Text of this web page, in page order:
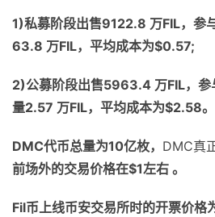
1)私募阶段出售9122.8 万FIL，参
63.8 万FIL，平均成本为$0.57;
2)公募阶段出售5963.4 万FIL，参
量2.57 万FIL，平均成本为$2.58。
DMC代币总量为10亿枚， DMC真
前场外的交易价格在$1左右 。
Fil币上线币安交易所时的开票价格